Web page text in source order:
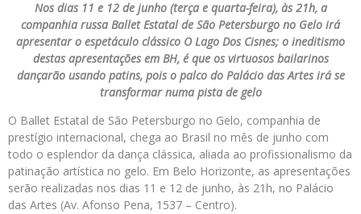
Nos dias 11 e 12 de junho (terça e quarta-feira), às 21h, a
companhia russa Ballet Estatal de São Petersburgo no Gelo irá
apresentar o espetáculo clássico O Lago Dos Cisnes; o ineditismo
destas apresentações em BH, é que os virtuosos bailarinos
dançarão usando patins, pois o palco do Palácio das Artes irá se
transformar numa pista de gelo
O Ballet Estatal de São Petersburgo no Gelo, companhia de
prestígio internacional, chega ao Brasil no mês de junho com
todo o esplendor da dança clássica, aliada ao profissionalismo da
patinação artística no gelo. Em Belo Horizonte, as apresentações
serão realizadas nos dias 11 e 12 de junho, às 21h, no Palácio
das Artes (Av. Afonso Pena, 1537 – Centro).